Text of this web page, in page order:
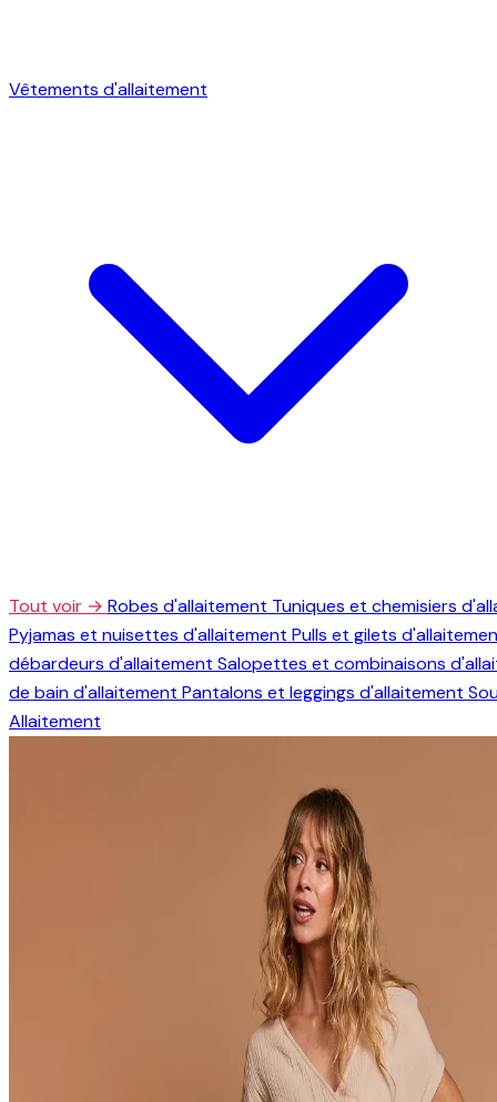
Vêtements d'allaitement
Tout voir → Robes d'allaitement Tuniques et chemisiers
Pyjamas et nuisettes d'allaitement Pulls et gilets
débardeurs d'allaitement Salopettes et combinaisons
de bain d'allaitement Pantalons et leggings d'allaitement
Allaitement